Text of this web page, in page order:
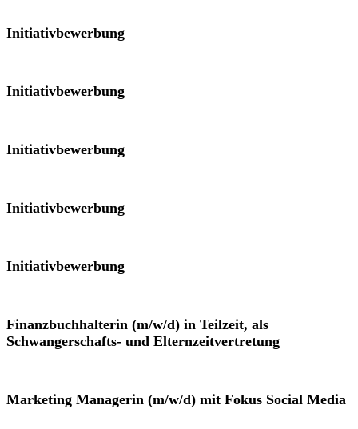
Initiativbewerbung
Initiativbewerbung
Initiativbewerbung
Initiativbewerbung
Initiativbewerbung
Finanzbuchhalterin (m/w/d) in Teilzeit, als
Schwangerschafts- und Elternzeitvertretung
Marketing Managerin (m/w/d) mit Fokus Social Media